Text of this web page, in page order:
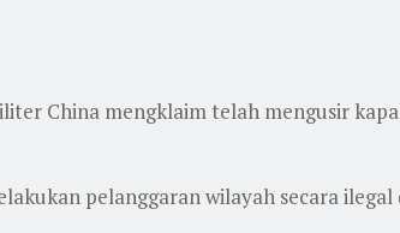
China mengklaim telah mengusir
pelanggaran wilayah secara